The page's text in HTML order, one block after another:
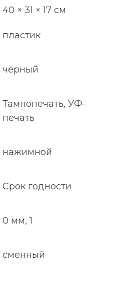
40 × 31 × 17 см
пластик
черный
Тампопечать, УФ-
печать
нажимной
Срок годности
0 мм, 1
сменный